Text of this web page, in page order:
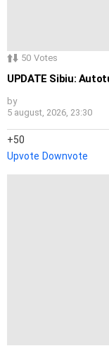
50 Votes
UPDATE Sibiu:
by
5 august, 2026, 23:30
50
Upvote Downvote